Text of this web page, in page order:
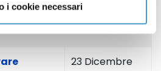
i cookie necessari
23 Dicembre